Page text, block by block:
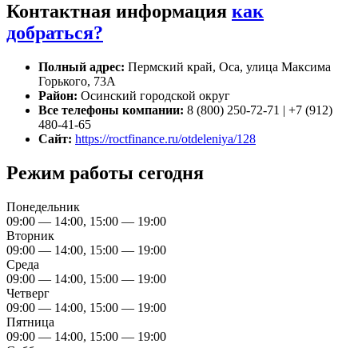
Контактная информация как
добраться?
Полный адрес: Пермский край, Оса, улица Максима
Горького, 73А
Район: Осинский городской округ
Все телефоны компании: 8 (800) 250-72-71 | +7 (912)
480-41-65
Сайт: https://roctfinance.ru/otdeleniya/128
Режим работы сегодня
Понедельник
09:00 — 14:00, 15:00 — 19:00
Вторник
09:00 — 14:00, 15:00 — 19:00
Среда
09:00 — 14:00, 15:00 — 19:00
Четверг
09:00 — 14:00, 15:00 — 19:00
Пятница
09:00 — 14:00, 15:00 — 19:00